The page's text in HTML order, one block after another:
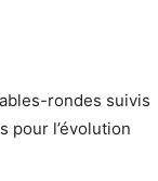
rondes suivis
pour l’évolution